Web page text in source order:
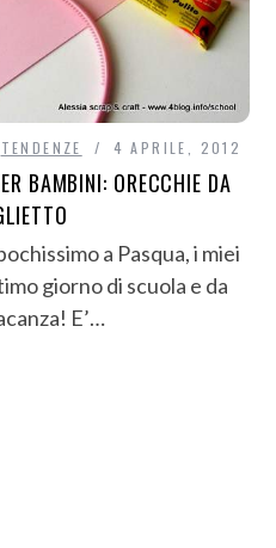
TENDENZE 4 APRILE, 2012
BAMBINI: ORECCHIE DA
a Pasqua, i miei
giorno di scuola e da
E’…